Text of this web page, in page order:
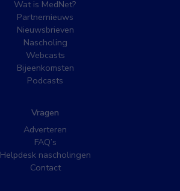
Wat is MedNet?
Partnernieuws
Nieuwsbrieven
Nascholing
Webcasts
Bijeenkomsten
Podcasts
Vragen
Adverteren
FAQ’s
Helpdesk nascholingen
Contact